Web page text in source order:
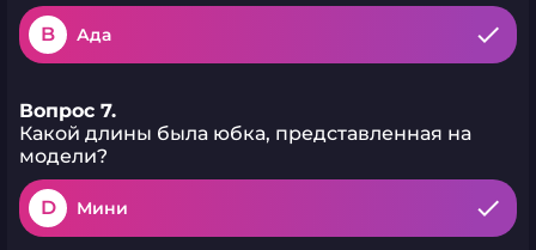
B Ада
Вопрос 7.
Какой длины была юбка, представленная на
модели?
D Мини